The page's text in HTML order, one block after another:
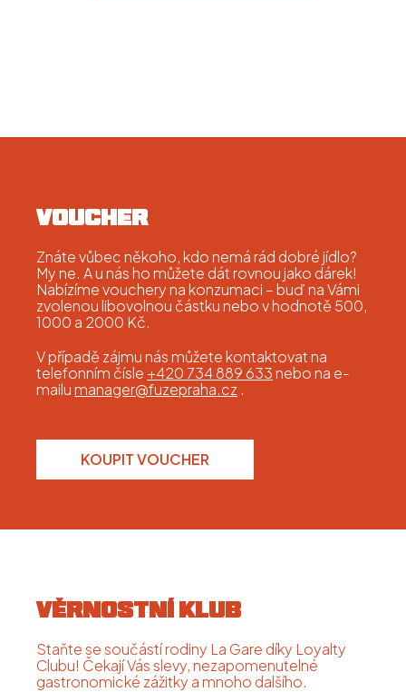
VOUCHER
Znáte vůbec někoho, kdo nemá rád dobré jídlo?
My ne. A u nás ho můžete dát rovnou jako dárek!
Nabízíme vouchery na konzumaci – buď na Vámi
zvolenou libovolnou částku nebo v hodnotě 500,
1000 a 2000 Kč.
V případě zájmu nás můžete kontaktovat na
telefonním čísle +420 734 889 633nebo na e-
mailumanager@fuzepraha.cz .
KOUPIT VOUCHER
VĚRNOSTNÍ KLUB
Staňte se součástí rodiny La Gare díky Loyalty
Clubu! Čekají Vás slevy, nezapomenutelné
gastronomické zážitky a mnoho dalšího.